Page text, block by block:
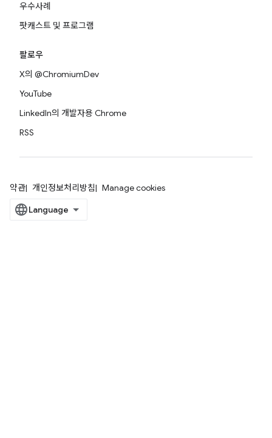
우수사례
팟캐스트 및 프로그램
팔로우
X의 @ChromiumDev
YouTube
LinkedIn의 개발자용 Chrome
RSS
약관 개인정보처리방침 Manage cookies